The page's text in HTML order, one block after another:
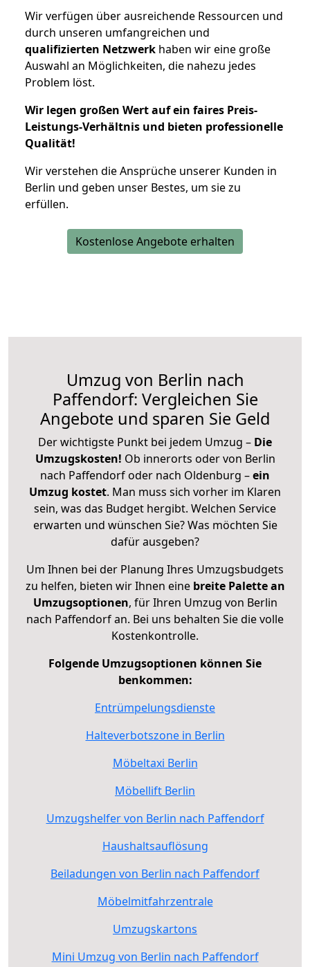
Wir verfügen über ausreichende Ressourcen und
durch unseren umfangreichen und
qualifizierten Netzwerk haben wir eine große
Auswahl an Möglichkeiten, die nahezu jedes
Problem löst.
Wir legen großen Wert auf ein faires Preis-
Leistungs-Verhältnis und bieten professionelle
Qualität!
Wir verstehen die Ansprüche unserer Kunden in
Berlin und geben unser Bestes, um sie zu
erfüllen.
Kostenlose Angebote erhalten
Umzug von Berlin nach
Paffendorf: Vergleichen Sie
Angebote und sparen Sie Geld
Der wichtigste Punkt bei jedem Umzug – Die
Umzugskosten! Ob innerorts oder von Berlin
nach Paffendorf oder nach Oldenburg –ein
Umzug kostet. Man muss sich vorher im Klaren
sein, was das Budget hergibt. Welchen Service
erwarten und wünschen Sie? Was möchten Sie
dafür ausgeben?
Um Ihnen bei der Planung Ihres Umzugsbudgets
zu helfen, bieten wir Ihnen eine breite Palette an
Umzugsoptionen, für Ihren Umzug von Berlin
nach Paffendorf an. Bei uns behalten Sie die volle
Kostenkontrolle.
Folgende Umzugsoptionen können Sie
benkommen:
Entrümpelungsdienste
Halteverbotszone in Berlin
Möbeltaxi Berlin
Möbellift Berlin
Umzugshelfer von Berlin nach Paffendorf
Haushaltsauflösung
Beiladungen von Berlin nach Paffendorf
Möbelmitfahrzentrale
Umzugskartons
Mini Umzug von Berlin nach Paffendorf